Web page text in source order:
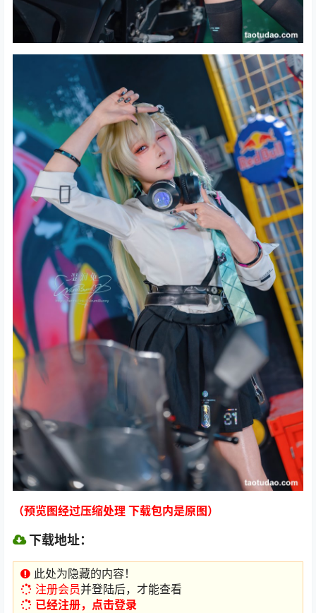
（预览图经过压缩处理 下载包内是原图）
下载地址：
此处为隐藏的内容！
注册会员并登陆后，才能查看
已经注册，点击登录